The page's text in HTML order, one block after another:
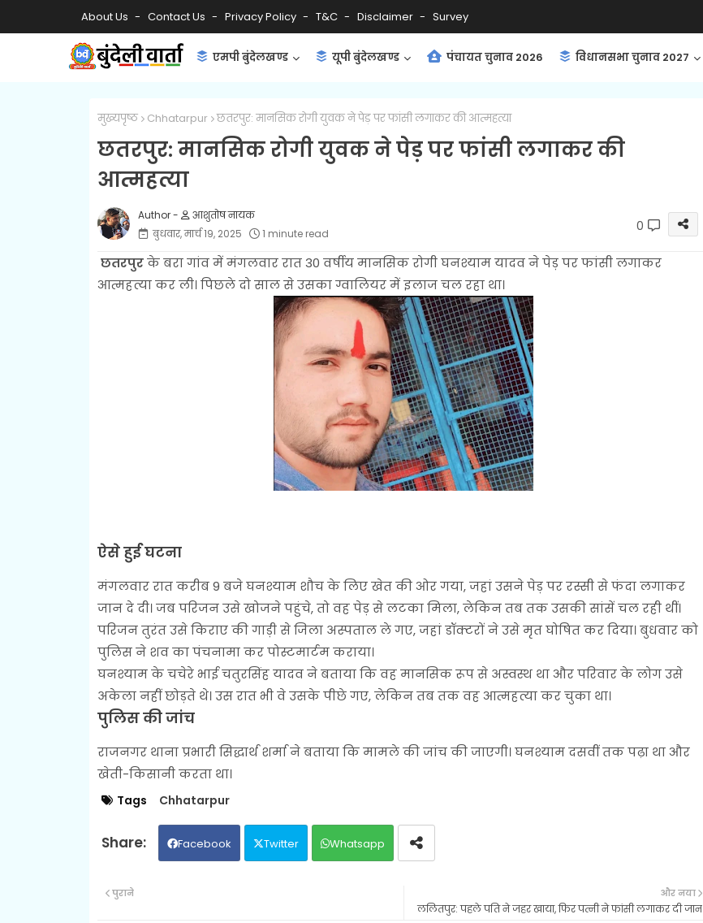
About Us Contact Us Privacy Policy T&C Disclaimer Survey
एमपी बुंदेलखण्ड यूपी बुंदेलखण्ड पंचायत चुनाव 2026 विधानसभा चुनाव 2027
मुख्यपृष्ठ Chhatarpur छतरपुर: मानसिक रोगी युवक ने पेड़ पर फांसी लगाकर की आत्महत्या
छतरपुर: मानसिक रोगी युवक ने पेड़ पर फांसी लगाकर की
आत्महत्या
आशुतोष नायक
बुधवार, मार्च 19, 2025
1 minute read 0
छतरपुरके बरा गांव में मंगलवार रात 30 वर्षीय मानसिक रोगी घनश्याम यादव ने पेड़ पर फांसी लगाकर
आत्महत्या कर ली। पिछले दो साल से उसका ग्वालियर में इलाज चल रहा था।
ऐसे हुई घटना
मंगलवार रात करीब 9 बजे घनश्याम शौच के लिए खेत की ओर गया, जहां उसने पेड़ पर रस्सी से फंदा लगाकर
जान दे दी। जब परिजन उसे खोजने पहुंचे, तो वह पेड़ से लटका मिला, लेकिन तब तक उसकी सांसें चल रही थीं।
परिजन तुरंत उसे किराए की गाड़ी से जिला अस्पताल ले गए, जहां डॉक्टरों ने उसे मृत घोषित कर दिया। बुधवार को
पुलिस ने शव का पंचनामा कर पोस्टमार्टम कराया।
घनश्याम के चचेरे भाई चतुरसिंह यादव ने बताया कि वह मानसिक रूप से अस्वस्थ था और परिवार के लोग उसे
अकेला नहीं छोड़ते थे। उस रात भी वे उसके पीछे गए, लेकिन तब तक वह आत्महत्या कर चुका था।
पुलिस की जांच
राजनगर थाना प्रभारी सिद्धार्थ शर्मा ने बताया कि मामले की जांच की जाएगी। घनश्याम दसवीं तक पढ़ा था और
खेती-किसानी करता था।
Tags Chhatarpur
Facebook Twitter Whatsapp
और नया
ललितपुर: पहले पति ने जहर खाया, फिर पत्नी ने फांसी लगाकर दी जान
पुराने